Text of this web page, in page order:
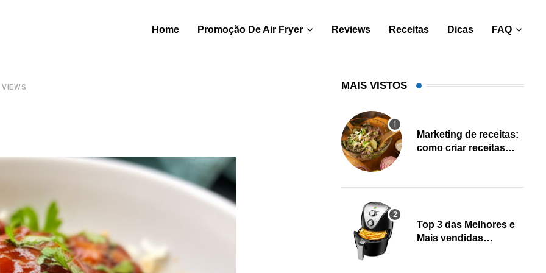
Home Promoção De Air Fryer Reviews Receitas Dicas FAQ
VIEWS MAIS VISTOS
Marketing de receitas:
como criar receitas
Top 3 das Melhores e
Mais vendidas